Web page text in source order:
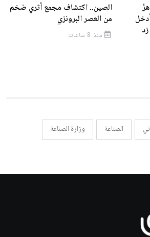
الصين.. اكتشاف مجمع أثري ضخم
من العصر البرونزي
منذ 8 ساعات
الصناعة وزارة الصناعة